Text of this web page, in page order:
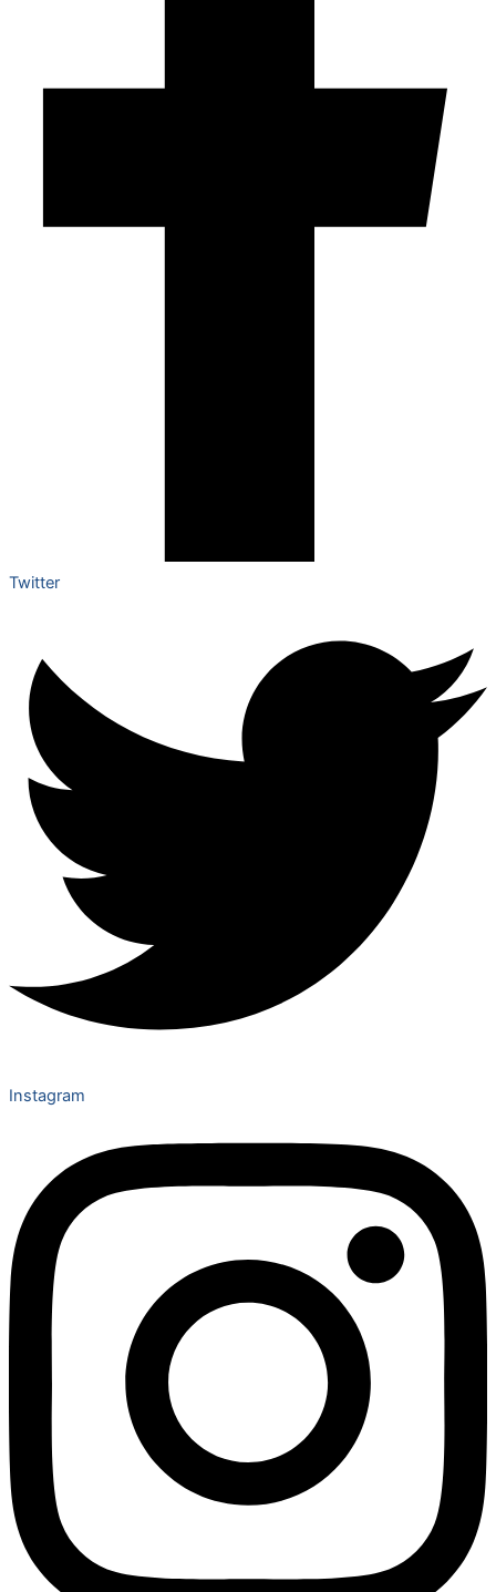
Twitter
Instagram